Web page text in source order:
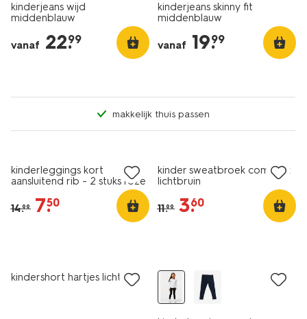
kinderjeans wijd
middenblauw
vanaf 22.
99
kinderjeans skinny fit
middenblauw
vanaf 19.
99
makkelijk thuis passen
kinderleggings kort
aansluitend rib - 2 stuks roze
14.99 7.
50
kinder sweatbroek comfy fit
lichtbruin
11.99 3.
60
kindershort hartjes lichtgeel